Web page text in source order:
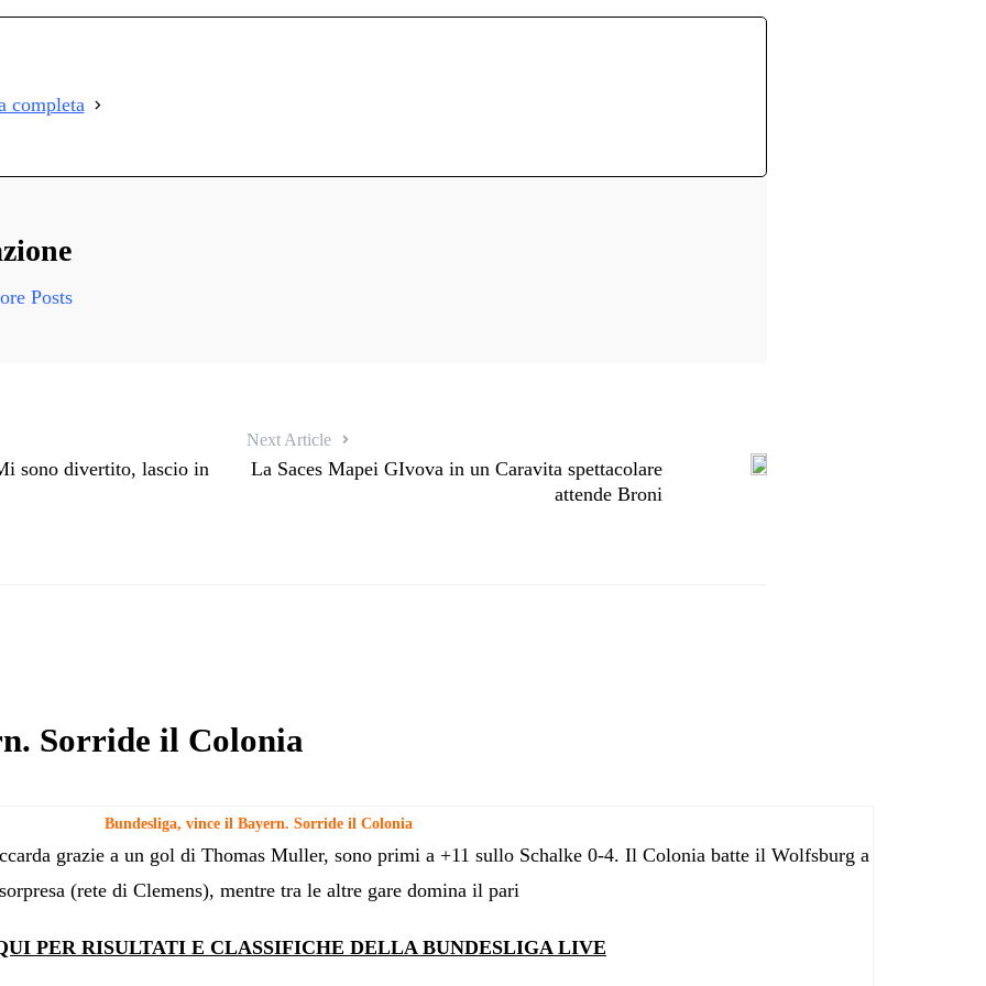
completa
Posts
sono divertito, lascio in
Next Article
La Saces Mapei GIvova in un Caravita spettacolare
attende Broni
Sorride il Colonia
Bundesliga, vince il Bayern. Sorride il Colonia
grazie a un gol di Thomas Muller, sono primi a +11 sullo Schalke 0-4. Il Colonia batte il Wolfsburg a
sorpresa (rete di Clemens), mentre tra le altre gare domina il pari
PER RISULTATI E CLASSIFICHE DELLA BUNDESLIGA LIVE